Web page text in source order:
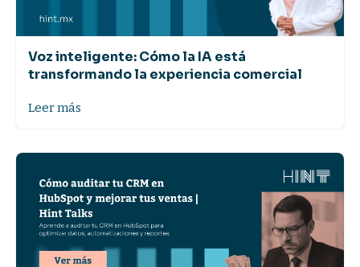
Voz inteligente: Cómo la IA está
transformando la experiencia comercial
Leer más